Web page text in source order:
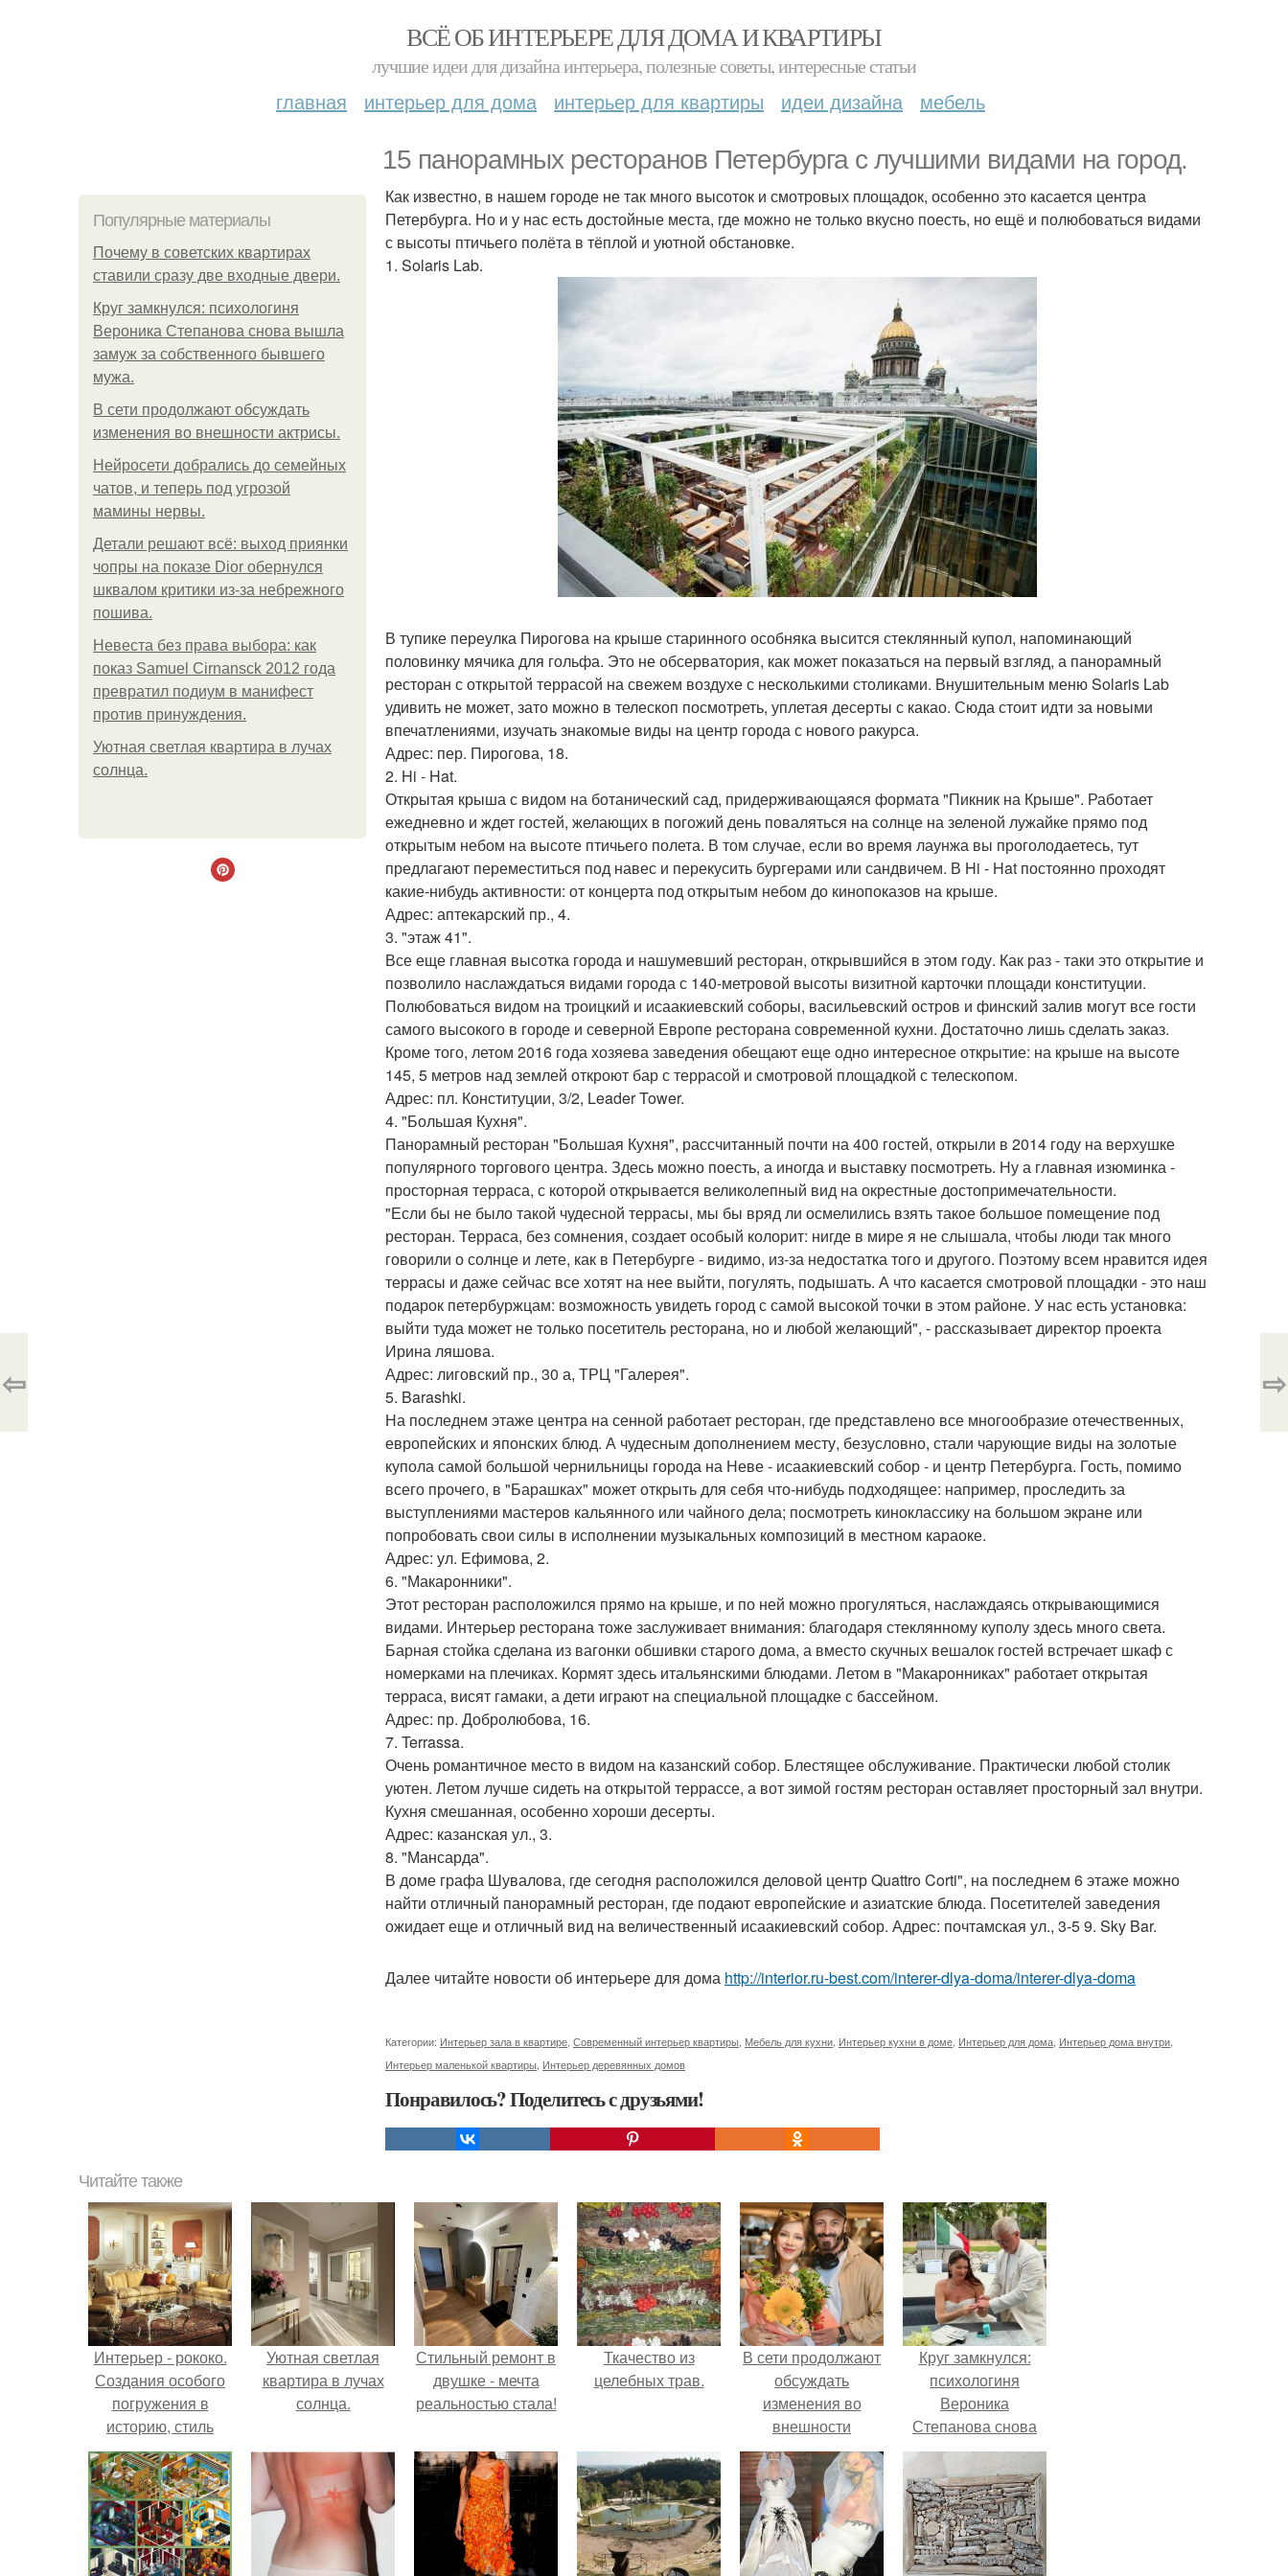
ВСЁ ОБ ИНТЕРЬЕРЕ ДЛЯ ДОМА И КВАРТИРЫ
лучшие идеи для дизайна интерьера, полезные советы, интересные статьи
главная интерьер для дома интерьер для квартиры идеи дизайна мебель
15 панорамных ресторанов Петербурга с лучшими видами на город.
Популярные материалы
Почему в советских квартирах
ставили сразу две входные двери.
Круг замкнулся: психологиня
Вероника Степанова снова вышла
замуж за собственного бывшего
мужа.
В сети продолжают обсуждать
изменения во внешности актрисы.
Нейросети добрались до семейных
чатов, и теперь под угрозой
мамины нервы.
Детали решают всё: выход приянки
чопры на показе Dior обернулся
шквалом критики из-за небрежного
пошива.
Невеста без права выбора: как
показ Samuel Cirnansck 2012 года
превратил подиум в манифест
против принуждения.
Уютная светлая квартира в лучах
солнца.
Как известно, в нашем городе не так много высоток и смотровых площадок, особенно это касается центра
Петербурга. Но и у нас есть достойные места, где можно не только вкусно поесть, но ещё и полюбоваться видами
с высоты птичьего полёта в тёплой и уютной обстановке.
1. Solaris Lab.
В тупике переулка Пирогова на крыше старинного особняка высится стеклянный купол, напоминающий
половинку мячика для гольфа. Это не обсерватория, как может показаться на первый взгляд, а панорамный
ресторан с открытой террасой на свежем воздухе с несколькими столиками. Внушительным меню Solaris Lab
удивить не может, зато можно в телескоп посмотреть, уплетая десерты с какао. Сюда стоит идти за новыми
впечатлениями, изучать знакомые виды на центр города с нового ракурса.
Адрес: пер. Пирогова, 18.
2. Hi - Hat.
Открытая крыша с видом на ботанический сад, придерживающаяся формата "Пикник на Крыше". Работает
ежедневно и ждет гостей, желающих в погожий день поваляться на солнце на зеленой лужайке прямо под
открытым небом на высоте птичьего полета. В том случае, если во время лаунжа вы проголодаетесь, тут
предлагают переместиться под навес и перекусить бургерами или сандвичем. В Hi - Hat постоянно проходят
какие-нибудь активности: от концерта под открытым небом до кинопоказов на крыше.
Адрес: аптекарский пр., 4.
3. "этаж 41".
Все еще главная высотка города и нашумевший ресторан, открывшийся в этом году. Как раз - таки это открытие и
позволило наслаждаться видами города с 140-метровой высоты визитной карточки площади конституции.
Полюбоваться видом на троицкий и исаакиевский соборы, васильевский остров и финский залив могут все гости
самого высокого в городе и северной Европе ресторана современной кухни. Достаточно лишь сделать заказ.
Кроме того, летом 2016 года хозяева заведения обещают еще одно интересное открытие: на крыше на высоте
145, 5 метров над землей откроют бар с террасой и смотровой площадкой с телескопом.
Адрес: пл. Конституции, 3/2, Leader Tower.
4. "Большая Кухня".
Панорамный ресторан "Большая Кухня", рассчитанный почти на 400 гостей, открыли в 2014 году на верхушке
популярного торгового центра. Здесь можно поесть, а иногда и выставку посмотреть. Ну а главная изюминка -
просторная терраса, с которой открывается великолепный вид на окрестные достопримечательности.
"Если бы не было такой чудесной террасы, мы бы вряд ли осмелились взять такое большое помещение под
ресторан. Терраса, без сомнения, создает особый колорит: нигде в мире я не слышала, чтобы люди так много
говорили о солнце и лете, как в Петербурге - видимо, из-за недостатка того и другого. Поэтому всем нравится идея
террасы и даже сейчас все хотят на нее выйти, погулять, подышать. А что касается смотровой площадки - это наш
подарок петербуржцам: возможность увидеть город с самой высокой точки в этом районе. У нас есть установка:
выйти туда может не только посетитель ресторана, но и любой желающий", - рассказывает директор проекта
Ирина ляшова.
Адрес: лиговский пр., 30 а, ТРЦ "Галерея".
5. Barashki.
На последнем этаже центра на сенной работает ресторан, где представлено все многообразие отечественных,
европейских и японских блюд. А чудесным дополнением месту, безусловно, стали чарующие виды на золотые
купола самой большой чернильницы города на Неве - исаакиевский собор - и центр Петербурга. Гость, помимо
всего прочего, в "Барашках" может открыть для себя что-нибудь подходящее: например, проследить за
выступлениями мастеров кальянного или чайного дела; посмотреть киноклассику на большом экране или
попробовать свои силы в исполнении музыкальных композиций в местном караоке.
Адрес: ул. Ефимова, 2.
6. "Макаронники".
Этот ресторан расположился прямо на крыше, и по ней можно прогуляться, наслаждаясь открывающимися
видами. Интерьер ресторана тоже заслуживает внимания: благодаря стеклянному куполу здесь много света.
Барная стойка сделана из вагонки обшивки старого дома, а вместо скучных вешалок гостей встречает шкаф с
номерками на плечиках. Кормят здесь итальянскими блюдами. Летом в "Макаронниках" работает открытая
терраса, висят гамаки, а дети играют на специальной площадке с бассейном.
Адрес: пр. Добролюбова, 16.
7. Terrassa.
Очень романтичное место в видом на казанский собор. Блестящее обслуживание. Практически любой столик
уютен. Летом лучше сидеть на открытой террассе, а вот зимой гостям ресторан оставляет просторный зал внутри.
Кухня смешанная, особенно хороши десерты.
Адрес: казанская ул., 3.
8. "Мансарда".
В доме графа Шувалова, где сегодня расположился деловой центр Quattro Corti", на последнем 6 этаже можно
найти отличный панорамный ресторан, где подают европейские и азиатские блюда. Посетителей заведения
ожидает еще и отличный вид на величественный исаакиевский собор. Адрес: почтамская ул., 3-5 9. Sky Bar.
Далее читайте новости об интерьере для дома http://interior.ru-best.com/interer-dlya-doma/interer-dlya-doma
Категории: Интерьер зала в квартире Современный интерьер квартиры Мебель для кухни Интерьер кухни в доме Интерьер для дома Интерьер дома внутри
Интерьер маленькой квартиры Интерьер деревянных домов
Понравилось? Поделитесь с друзьями!
⇦ ⇨
Читайте также
Интерьер - рококо.
Создания особого
погружения в
историю, стиль
дизайна интерьера
- рококо.
Уютная светлая
квартира в лучах
солнца.
Стильный ремонт в
двушке - мечта
реальностью стала!
Ткачество из
целебных трав.
В сети продолжают
обсуждать
изменения во
внешности
актрисы.
Круг замкнулся:
психологиня
Вероника
Степанова снова
вышла замуж за
собственного
бывшего мужа.